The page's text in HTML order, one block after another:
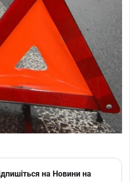
на Новини на